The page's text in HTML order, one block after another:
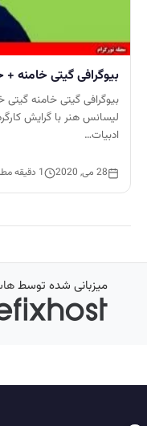
بیوگرافی گیتی خامنه +
لیسانس هنر با گرایش
ادبیات…
28 می, 2020 1 دقیقه مطالعه
میزبانی شده توسط